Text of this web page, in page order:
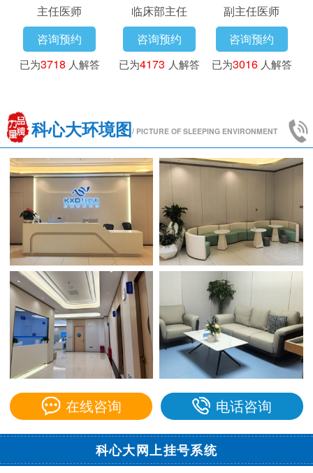
主任医师
咨询预约
已为3718 人解答
临床部主任
咨询预约
已为4173 人解答
副主任医师
咨询预约
已为3016 人解答
科心大环境图/ PICTURE OF SLEEPING ENVIRONMENT
在线咨询 电话咨询
科心大网上挂号系统